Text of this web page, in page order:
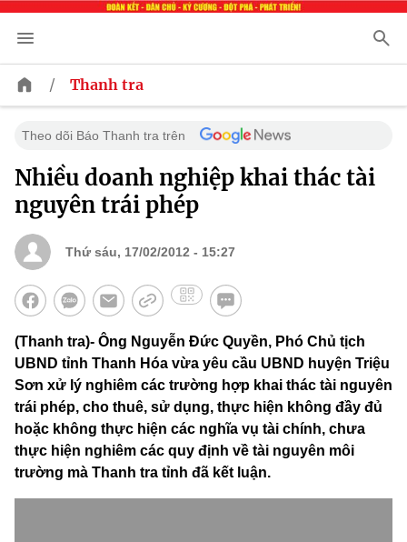
/ Thanh tra
Theo dõi Báo Thanh tra trên
Nhiều doanh nghiệp khai thác tài
nguyên trái phép
Thứ sáu, 17/02/2012 - 15:27
(Thanh tra)- Ông Nguyễn Đức Quyền, Phó Chủ tịch
UBND tỉnh Thanh Hóa vừa yêu cầu UBND huyện Triệu
Sơn xử lý nghiêm các trường hợp khai thác tài nguyên
trái phép, cho thuê, sử dụng, thực hiện không đầy đủ
hoặc không thực hiện các nghĩa vụ tài chính, chưa
thực hiện nghiêm các quy định về tài nguyên môi
trường mà Thanh tra tỉnh đã kết luận.